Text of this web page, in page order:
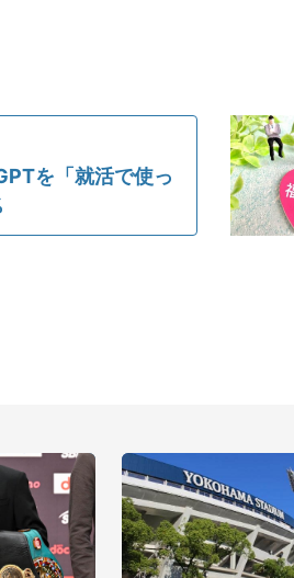
を「就活で使っ